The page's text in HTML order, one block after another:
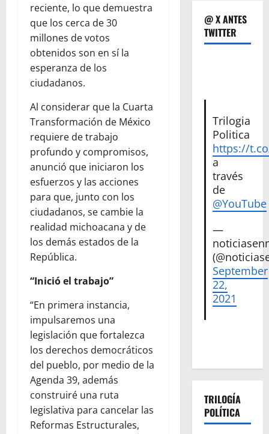
reciente, lo que demuestra
que los cerca de 30
millones de votos
obtenidos son en sí la
esperanza de los
ciudadanos.
Al considerar que la Cuarta
Transformación de México
requiere de trabajo
profundo y compromisos,
anunció que iniciaron los
esfuerzos y las acciones
para que, junto con los
ciudadanos, se cambie la
realidad michoacana y de
los demás estados de la
República.
“Inició el trabajo”
“En primera instancia,
impulsaremos una
legislación que fortalezca
los derechos democráticos
del pueblo, por medio de la
Agenda 39, además
construiré una ruta
legislativa para cancelar las
Reformas Estructurales,
@ X ANTES
TWITTER
Trilogia
Politica
https://
a
través
de
@YouTube
—
September
22,
2021
TRILOGÍA
POLÍTICA